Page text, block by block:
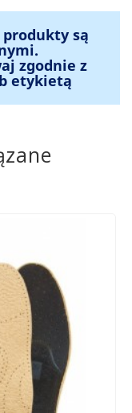
są
zgodnie z
etykietą